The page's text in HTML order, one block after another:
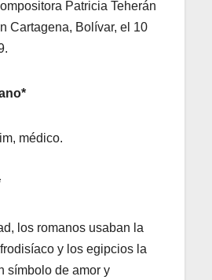
Patricia Teherán
Cartagena, Bolívar, el 10
médico.
los romanos usaban la
y los egipcios la
símbolo de amor y